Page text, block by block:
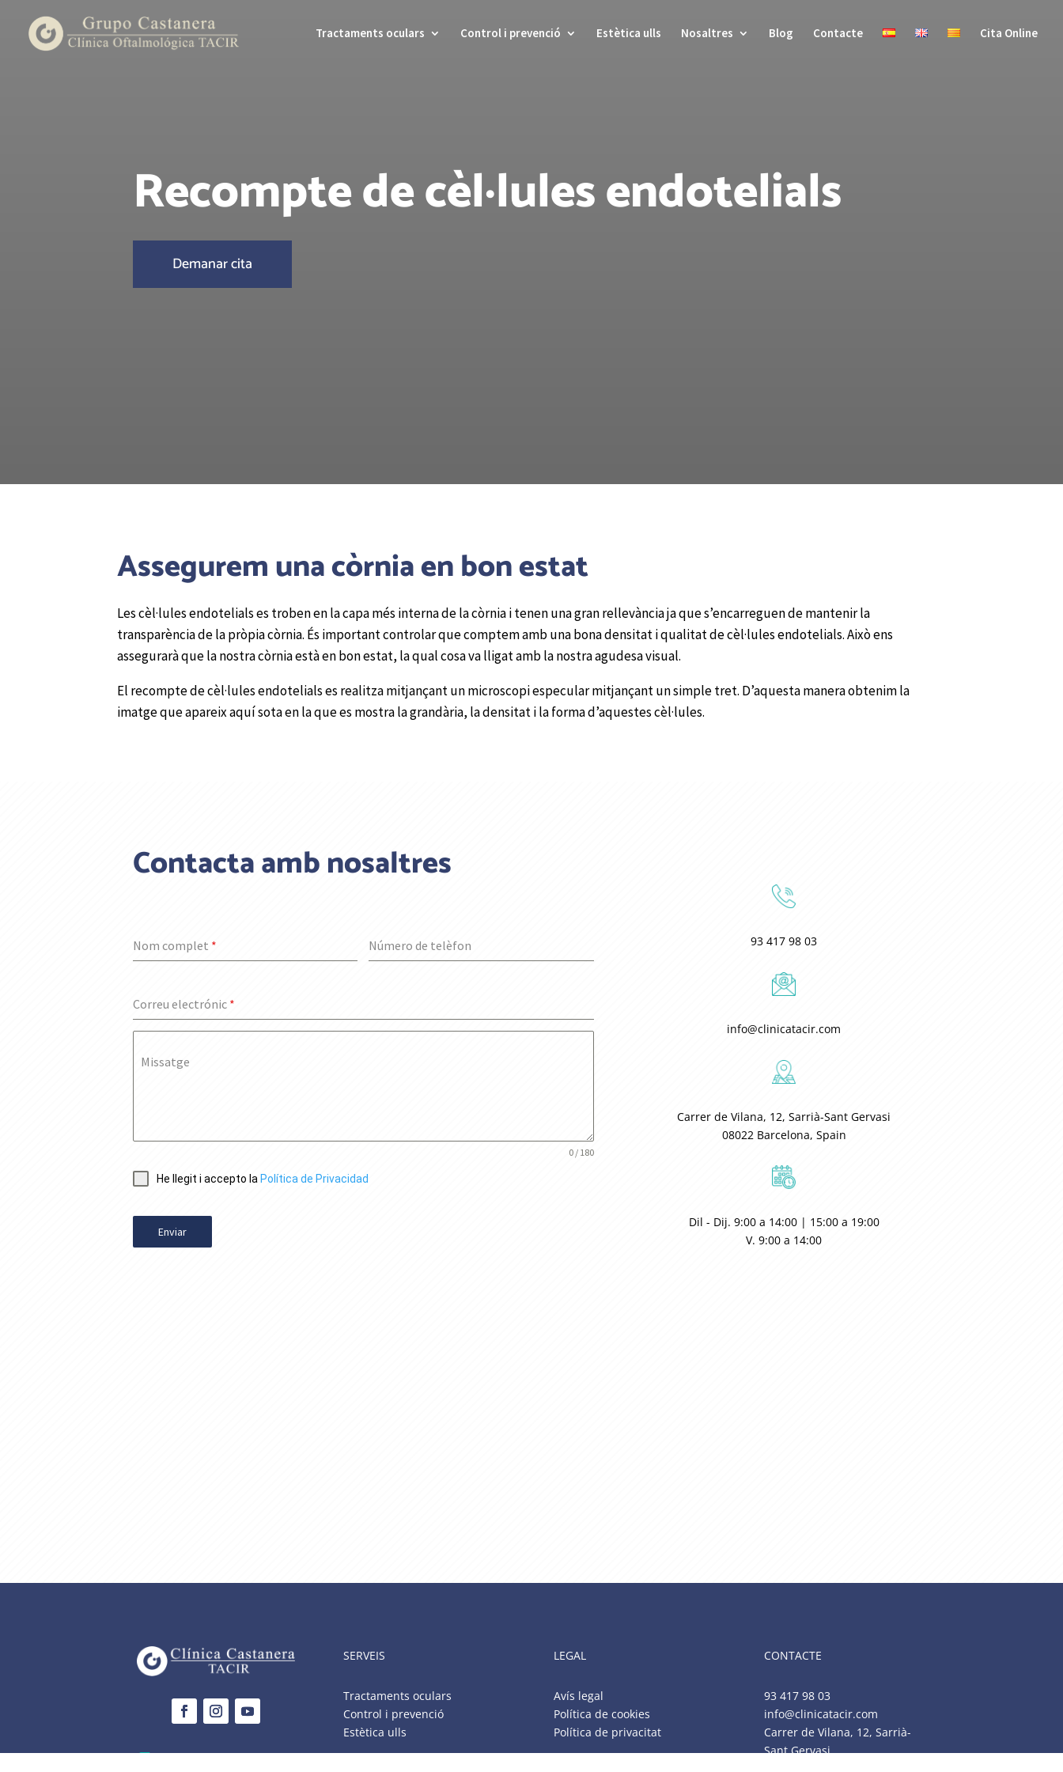
Tractaments oculars Control i prevenció Estètica ulls Nosaltres Blog Contacte Cita Online
Recompte de cèl·lules endotelials
Demanar cita
Assegurem una còrnia en bon estat
Les cèl·lules endotelials es troben en la capa més interna de la còrnia i tenen una gran rellevància ja que s’encarreguen de mantenir la
transparència de la pròpia còrnia. És important controlar que comptem amb una bona densitat i qualitat de cèl·lules endotelials. Això ens
assegurarà que la nostra còrnia està en bon estat, la qual cosa va lligat amb la nostra agudesa visual.
‍El recompte de cèl·lules endotelials es realitza mitjançant un microscopi especular mitjançant un simple tret. D’aquesta manera obtenim la
imatge que apareix aquí sota en la que es mostra la grandària, la densitat i la forma d’aquestes cèl·lules.
Contacta amb nosaltres
Nom complet * Número de telèfon
Correu electrónic *
Missatge
0 / 180
He llegit i accepto la Política de Privacidad
Enviar
93 417 98 03
info@clinicatacir.com
Carrer de Vilana, 12, Sarrià-Sant Gervasi
08022 Barcelona, Spain
Dil - Dij. 9:00 a 14:00 | 15:00 a 19:00
V. 9:00 a 14:00
SERVEIS
Tractaments oculars
Control i prevenció
Estètica ulls
LEGAL
Avís legal
Política de cookies
Política de privacitat
CONTACTE
93 417 98 03
info@clinicatacir.com
Carrer de Vilana, 12, Sarrià-
Sant Gervasi